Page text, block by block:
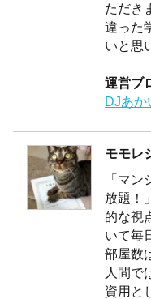
ただき
違った
いと思
運営ブ
DJあか
モモレ
「マ
放題！
的な視
いて毎
部屋数
人間で
資用と